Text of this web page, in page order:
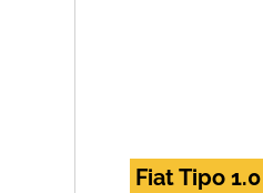
Fiat Tipo